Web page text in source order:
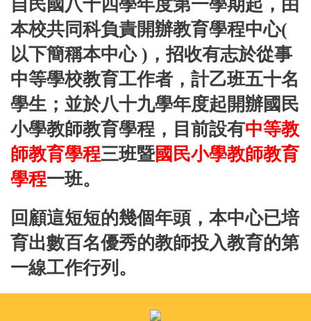
自民國八十四學年度第一學期起，由
本校共同科負責開辦教育學程中心(
以下簡稱本中心 )，招收有志於從事
中等學校教育工作者，計乙班五十名
學生；並於八十九學年度起開辦國民
小學教師教育學程，目前設有中等教
師教育學程三班暨國民小學教師教育
學程一班。
回顧這短短的幾個年頭，本中心已培
育出數百名優秀的教師投入教育的第
一線工作行列。